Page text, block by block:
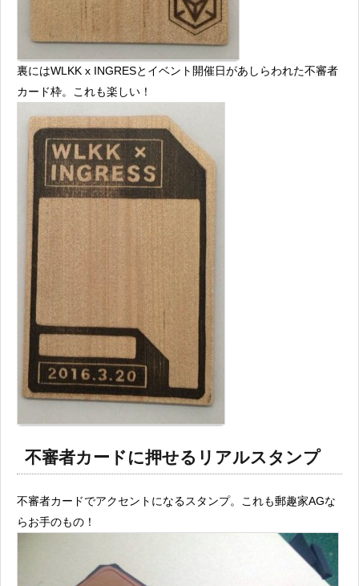
裏にはWLKK x INGRESとイベント開催日があしらわれた不審者
カード枠。これも楽しい！
不審者カードに押せるリアルスタンプ
不審者カードでアクセントになるスタンプ。これも郵趣家AGな
らお手のもの！